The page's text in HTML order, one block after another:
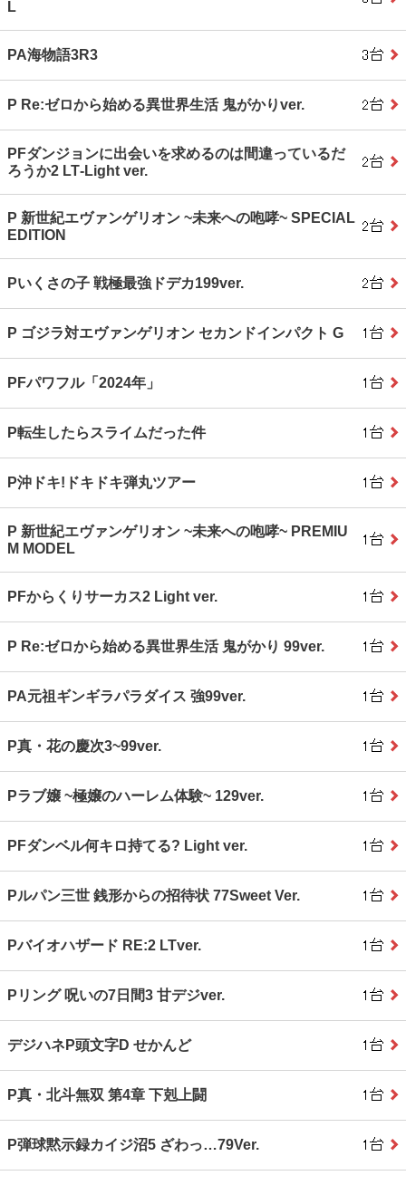
L
PA海物語3R3
P Re:ゼロから始める異世界生活 鬼がかりver.
PFダンジョンに出会いを求めるのは間違っているだ
ろうか2 LT‐Light ver.
P 新世紀エヴァンゲリオン ~未来への咆哮~ SPECIAL
EDITION
Pいくさの子 戦極最強ドデカ199ver.
P ゴジラ対エヴァンゲリオン セカンドインパクト G
PFパワフル「2024年」
P転生したらスライムだった件
P沖ドキ!ドキドキ弾丸ツアー
P 新世紀エヴァンゲリオン ~未来への咆哮~ PREMIU
M MODEL
PFからくりサーカス2 Light ver.
P Re:ゼロから始める異世界生活 鬼がかり 99ver.
PA元祖ギンギラパラダイス 強99ver.
P真・花の慶次3~99ver.
Pラブ嬢 ~極嬢のハーレム体験~ 129ver.
PFダンベル何キロ持てる? Light ver.
Pルパン三世 銭形からの招待状 77Sweet Ver.
Pバイオハザード RE:2 LTver.
Pリング 呪いの7日間3 甘デジver.
デジハネP頭文字D せかんど
P真・北斗無双 第4章 下剋上闘
P弾球黙示録カイジ沼5 ざわっ…79Ver.